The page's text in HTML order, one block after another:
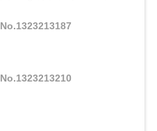
No.1323213187
No.1323213210